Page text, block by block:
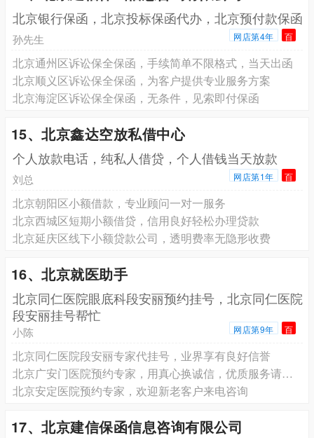
北京银行保函，北京投标保函代办，北京预付款保函
孙先生 网店第4年 百
北京通州区诉讼保全保函，手续简单不限格式，当天出函
北京顺义区诉讼保全保函，为客户提供专业服务方案
北京海淀区诉讼保全保函，无条件，见索即付保函
15、北京鑫达空放私借中心
个人放款电话，纯私人借贷，个人借钱当天放款
刘总 网店第1年 百
北京朝阳区小额借款，专业顾问一对一服务
北京西城区短期小额借贷，信用良好轻松办理贷款
北京延庆区线下小额贷款公司，透明费率无隐形收费
16、北京就医助手
北京同仁医院眼底科段安丽预约挂号，北京同仁医院
段安丽挂号帮忙
小陈 网店第9年 百
北京同仁医院段安丽专家代挂号，业界享有良好信誉
北京广安门医院预约专家，用真心换诚信，优质服务请放心
北京安定医院预约专家，欢迎新老客户来电咨询
17、北京建信保函信息咨询有限公司